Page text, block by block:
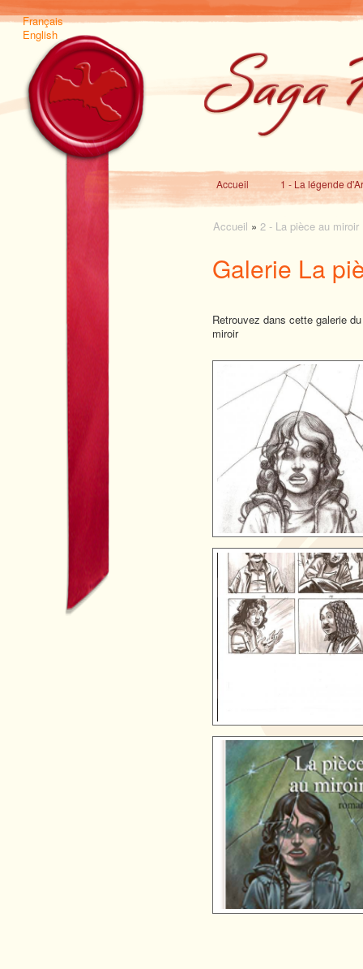
Français
English
Accueil 1 - La légende
Accueil » 2 - La pièce au miroir
Galerie La
Retrouvez dans cette galerie
miroir